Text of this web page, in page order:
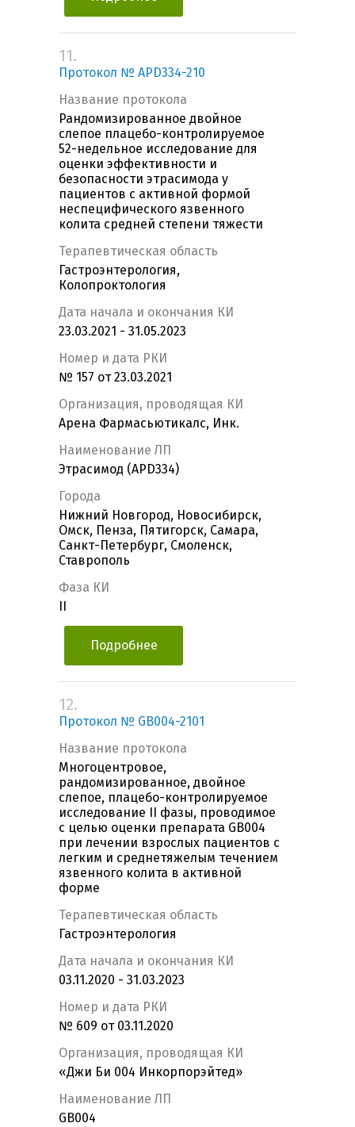
11.
Протокол № APD334-210
Название протокола
Рандомизированное двойное
слепое плацебо-контролируемое
52-недельное исследование для
оценки эффективности и
безопасности этрасимода у
пациентов с активной формой
неспецифического язвенного
колита средней степени тяжести
Терапевтическая область
Гастроэнтерология,
Колопроктология
Дата начала и окончания КИ
23.03.2021 - 31.05.2023
Номер и дата РКИ
№ 157 от 23.03.2021
Организация, проводящая КИ
Арена Фармасьютикалс, Инк.
Наименование ЛП
Этрасимод (APD334)
Города
Нижний Новгород, Новосибирск,
Омск, Пенза, Пятигорск, Самара,
Санкт-Петербург, Смоленск,
Ставрополь
Фаза КИ
Подробнее
12.
Протокол № GB004-2101
Название протокола
Многоцентровое,
рандомизированное, двойное
слепое, плацебо-контролируемое
исследование II фазы, проводимое
с целью оценки препарата GB004
при лечении взрослых пациентов с
легким и среднетяжелым течением
язвенного колита в активной
форме
Терапевтическая область
Гастроэнтерология
Дата начала и окончания КИ
03.11.2020 - 31.03.2023
Номер и дата РКИ
№ 609 от 03.11.2020
Организация, проводящая КИ
«Джи Би 004 Инкорпорэйтед»
Наименование ЛП
GB004